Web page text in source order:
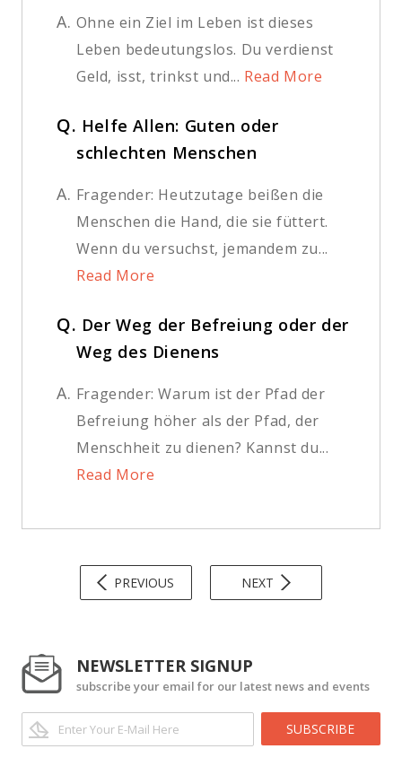
A. Ohne ein Ziel im Leben ist dieses
Leben bedeutungslos. Du verdienst
Geld, isst, trinkst und... Read More
Q. Helfe Allen: Guten oder
schlechten Menschen
A. Fragender: Heutzutage beißen die
Menschen die Hand, die sie füttert.
Wenn du versuchst, jemandem zu...
Read More
Q. Der Weg der Befreiung oder der
Weg des Dienens
A. Fragender: Warum ist der Pfad der
Befreiung höher als der Pfad, der
Menschheit zu dienen? Kannst du...
Read More
PREVIOUS NEXT
NEWSLETTER SIGNUP
subscribe your email for our latest news and events
SUBSCRIBE